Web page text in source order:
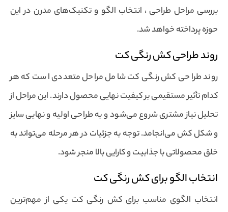
بررسی مراحل طراحی ، انتخاب الگو و تکنیک‌های مدرن در این
حوزه پرداخته خواهد شد.
روند طراحی کش رنگی کت
روند طراحی کش رنگی کت شامل مراحل متعددی است که هر
کدام تأثیر مستقیمی بر کیفیت نهایی محصول دارند. این مراحل از
تحلیل نیاز مشتری شروع می‌شود و به طراحی اولیه و نهایی سایز
و شکل کش می‌انجامد. توجه به جزئیات در هر مرحله می‌تواند به
خلق محصولاتی با جذابیت و کارایی بالا منجر شود.
انتخاب الگو برای کش رنگی کت
انتخاب الگوی مناسب برای کش رنگی کت یکی از مهم‌ترین